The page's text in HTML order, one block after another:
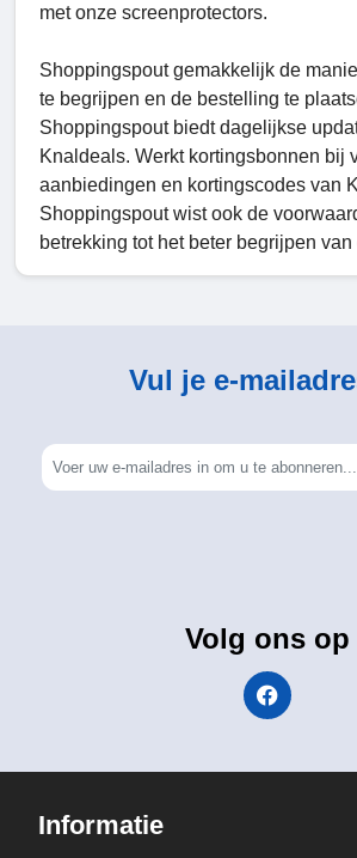
met onze screenprotectors.
Shoppingspout gemakkelijk de
te begrijpen en de bestelling te
Shoppingspout biedt dagelijkse
Knaldeals. Werkt kortingsbonnen bij
aanbiedingen en kortingscodes van
Shoppingspout wist ook de
betrekking tot het beter begrijpen van
Vul je e-
Volg ons op
Informatie